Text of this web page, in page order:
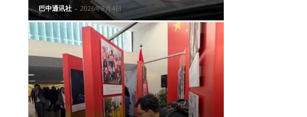
巴中通讯社 - 2026年8月4日